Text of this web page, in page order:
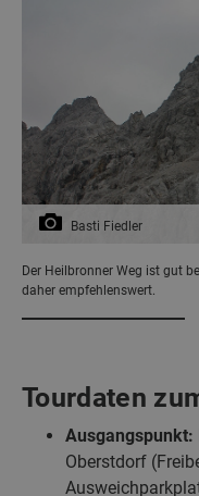
Basti Fiedler
Der Heilbronner Weg ist gut
daher empfehlenswert.
Tourdaten
Ausgangspunkt:
Oberstdorf